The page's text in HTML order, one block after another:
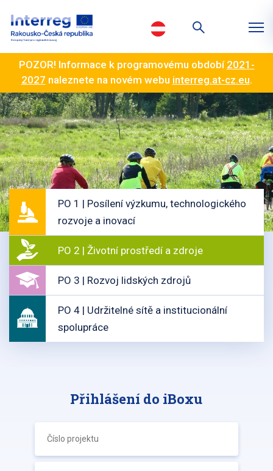
POZOR! Informace k programovému období 2021-
2027 naleznete na novém webu interreg.at-cz.eu.
PO 1 | Posílení výzkumu, technologického
rozvoje a inovací
PO 2 | Životní prostředí a zdroje
PO 3 | Rozvoj lidských zdrojů
PO 4 | Udržitelné sítě a institucionální
spolupráce
Přihlášení do iBoxu